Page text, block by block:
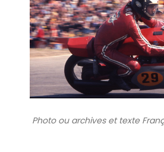
Photo ou archiveset texte